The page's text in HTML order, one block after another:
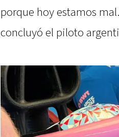
porque hoy estamos
concluyó el piloto